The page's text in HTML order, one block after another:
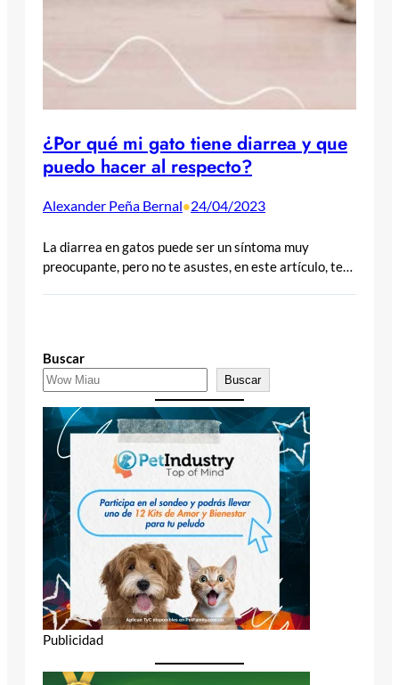
¿Por qué mi gato tiene diarrea y que
puedo hacer al respecto?
Alexander Peña Bernal•24/04/2023
La diarrea en gatos puede ser un síntoma muy
preocupante, pero no te asustes, en este artículo, te…
Buscar
Buscar
Publicidad